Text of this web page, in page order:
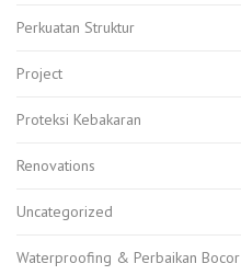
Perkuatan Struktur
Project
Proteksi Kebakaran
Renovations
Uncategorized
Waterproofing & Perbaikan Bocor